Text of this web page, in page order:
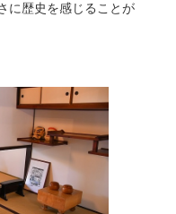
に歴史を感じることが